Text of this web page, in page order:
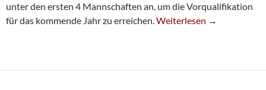
unter den ersten 4 Mannschaften an, um die Vorqualifikation
für das kommende Jahr zu erreichen.Unglückliches Finish
Weiterlesen →